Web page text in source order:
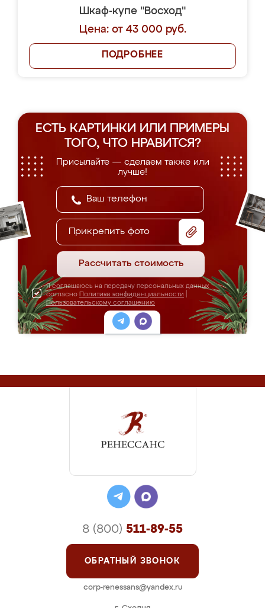
Шкаф-купе "Восход"
Цена: от 43 000 руб.
ПОДРОБНЕЕ
ЕСТЬ КАРТИНКИ ИЛИ ПРИМЕРЫ
ТОГО, ЧТО НРАВИТСЯ?
Присылайте — сделаем также или
лучше!
Прикрепить фото
Рассчитать стоимость
Я соглашаюсь на передачу персональных данных
согласно Политике конфиденциальности
Пользовательскому соглашению
8 (800) 511-89-55
ОБРАТНЫЙ ЗВОНОК
corp-renessans@yandex.ru